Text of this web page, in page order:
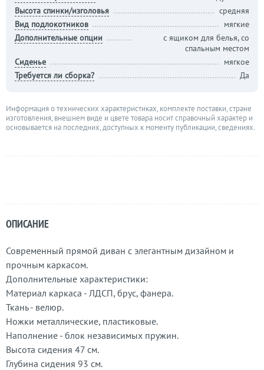
ОПИСАНИЕ
Современный прямой диван с элегантным дизайном и
прочным каркасом.
Дополнительные характеристики:
Материал каркаса - ЛДСП, брус, фанера.
Ткань - велюр.
Ножки металлические, пластиковые.
Наполнение - блок независимых пружин.
Высота сидения 47 см.
Глубина сидения 93 см.
Высота спинки/изголовья
средняя
Вид подлокотников
мягкие
Дополнительные опции
с ящиком для белья, со
спальным местом
Сиденье
мягкое
Требуется ли сборка?
Да
Информация о технических характеристиках, комплекте поставки, стране
изготовления, внешнем виде и цвете товара носит справочный характер и
основывается на последних, доступных к моменту публикации, сведениях.